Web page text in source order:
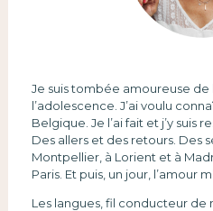
Je suis tombée amoureuse de
l’adolescence. J’ai voulu
Belgique. Je l’ai fait et j’y suis
Des allers et des retours. Des
Montpellier, à Lorient et à
Paris. Et puis, un jour, l’amour
Les langues, fil conducteur de